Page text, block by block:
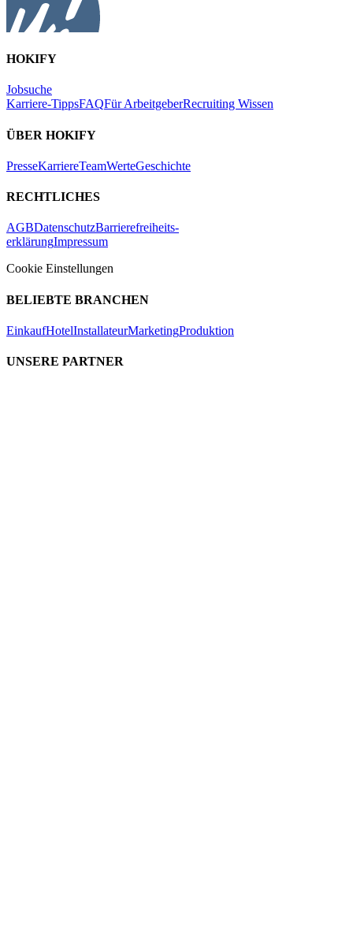
HOKIFY
Jobsuche
Karriere-TippsFAQFür ArbeitgeberRecruiting Wissen
ÜBER HOKIFY
PresseKarriereTeamWerteGeschichte
RECHTLICHES
AGBDatenschutzBarrierefreiheits-
erklärungImpressum
Cookie Einstellungen
BELIEBTE BRANCHEN
EinkaufHotelInstallateurMarketingProduktion
UNSERE PARTNER